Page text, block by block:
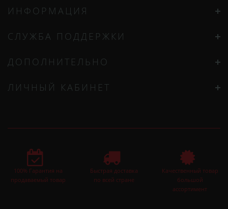
ИНФОРМАЦИЯ
СЛУЖБА ПОДДЕРЖКИ
ДОПОЛНИТЕЛЬНО
ЛИЧНЫЙ КАБИНЕТ
100% Гарантия на
продаваемый товар
Быстрая доставка
по всей стране
Качественный товар
большой
ассортимент